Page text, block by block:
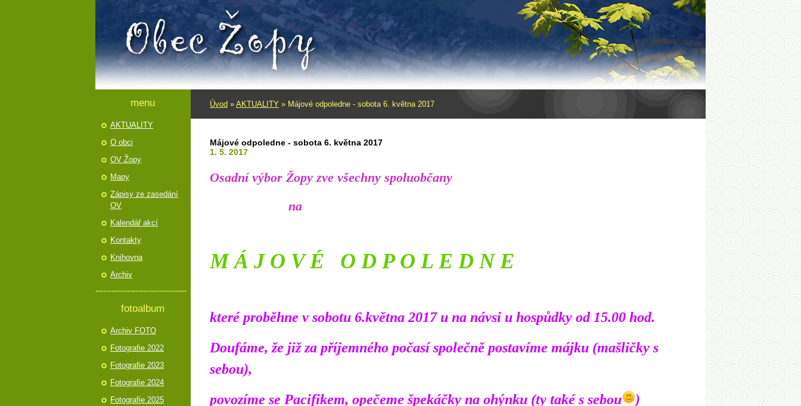
Úvod » AKTUALITY » Májové odpoledne - sobota 6. května 2017
Májové odpoledne - sobota 6. května 2017
1. 5. 2017
Osadní výbor Žopy zve všechny spoluobčany
na
M Á J O V É O D P O L E D N E
které proběhne v sobotu 6.května 2017 u na návsi u hospůdky od 15.00 hod.
Doufáme, že již za příjemného počasí společně postavíme májku (mašličky s
sebou),
povozíme se Pacifikem, opečeme špekáčky na ohýnku (ty také s sebou
)
menu
AKTUALITY
O obci
OV Žopy
Mapy
Zápisy ze zasedání
OV
Kalendář akcí
Kontakty
Knihovna
Archiv
fotoalbum
Archiv FOTO
Fotografie 2022
Fotografie 2023
Fotografie 2024
Fotografie 2025